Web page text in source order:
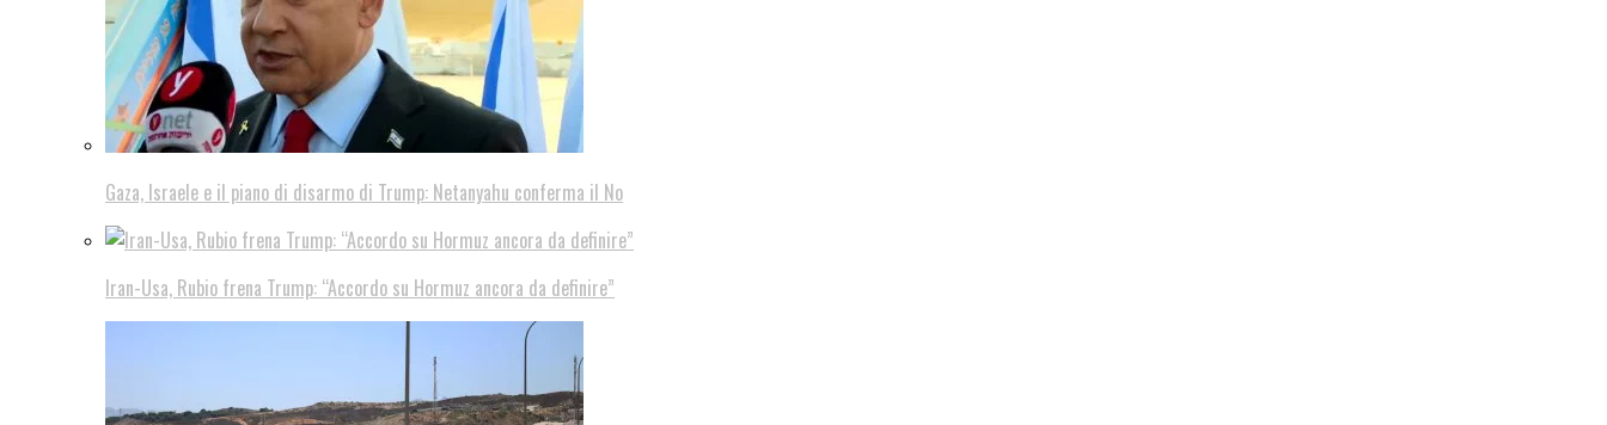
Gaza, Israele e il piano di disarmo di Trump: Netanyahu conferma il No
Iran-Usa, Rubio frena Trump: “Accordo su Hormuz ancora da definire”